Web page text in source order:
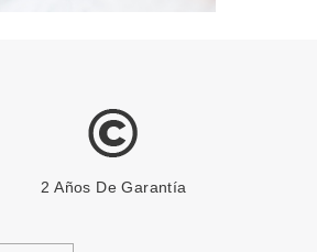
2 Años De Garantía